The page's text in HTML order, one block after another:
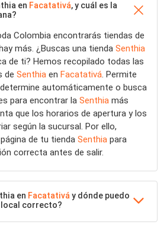
en Facatativá, y cuál es la
Colombia encontrarás tiendas de
más. ¿Buscas una tienda Senthia
de ti? Hemos recopilado todas las
de Senthia en Facatativá. Permite
automáticamente o busca
para encontrar la Senthia más
que los horarios de apertura y los
según la sucursal. Por ello,
de tu tienda Senthia para
correcta antes de salir.
en Facatativá y dónde puedo
correcto?